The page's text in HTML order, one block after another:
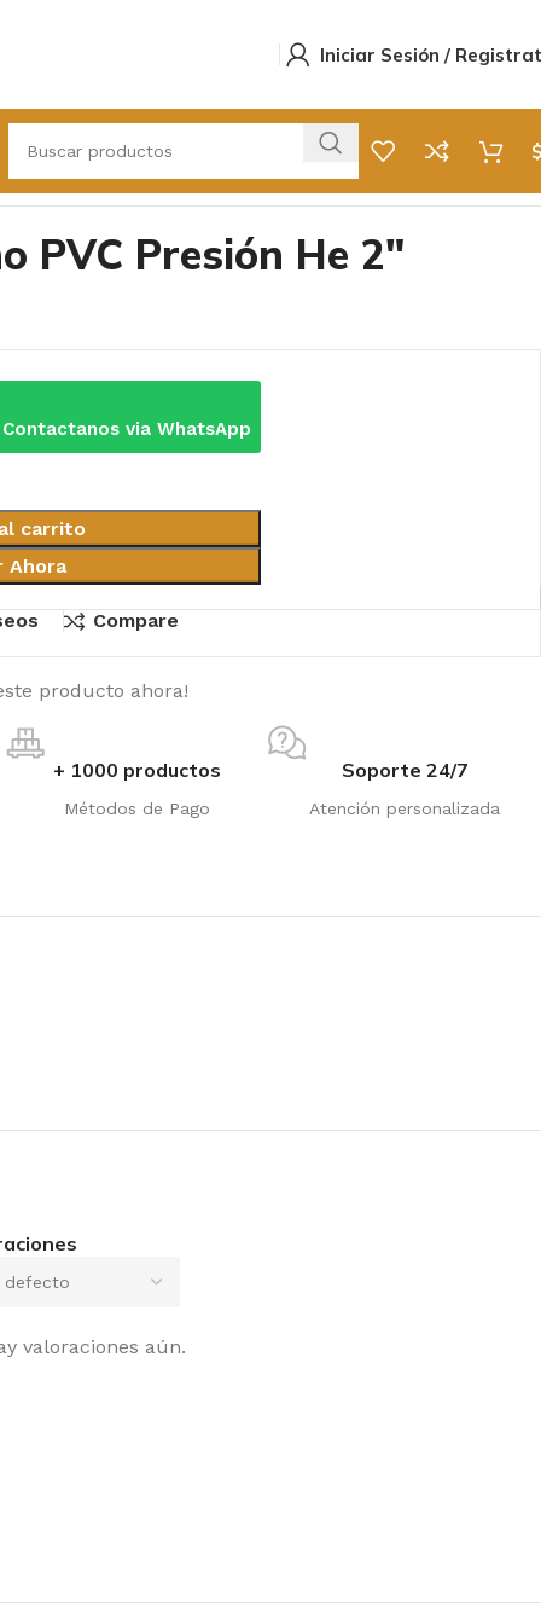
Iniciar Sesión /
$
PVC Presión He 2″
via WhatsApp
carrito
Ahora
Compare
producto ahora!
+ 1000 productos
Métodos de Pago
Soporte 24/7
Atención personalizada
valoraciones aún.